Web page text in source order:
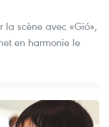
la scène avec «Gió»,
en harmonie le